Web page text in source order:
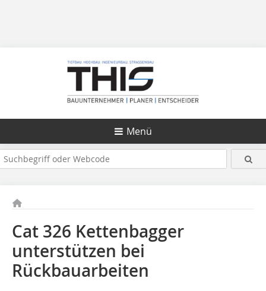
Menü
Cat 326 Kettenbagger
unterstützen bei
Rückbauarbeiten